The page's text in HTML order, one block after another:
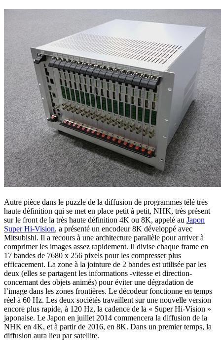
Autre pièce dans le puzzle de la diffusion de programmes télé très
haute définition qui se met en place petit à petit, NHK, très présent
sur le front de la très haute définition 4K ou 8K, appelé au Japon
Super Hi-Vision, a présenté un encodeur 8K développé avec
Mitsubishi. Il a recours à une architecture parallèle pour arriver à
comprimer les images assez rapidement. Il divise chaque frame en
17 bandes de 7680 x 256 pixels pour les compresser plus
efficacement. La zone à la jointure de 2 bandes est utilisée par les
deux (elles se partagent les informations -vitesse et direction-
concernant des objets animés) pour éviter une dégradation de
l’image dans les zones frontières. Le décodeur fonctionne en temps
réel à 60 Hz. Les deux sociétés travaillent sur une nouvelle version
encore plus rapide, à 120 Hz, la cadence de la « Super Hi-Vision »
japonaise. Le Japon en juillet 2014 commencera la diffusion de la
NHK en 4K, et à partir de 2016, en 8K. Dans un premier temps, la
diffusion aura lieu par satellite.